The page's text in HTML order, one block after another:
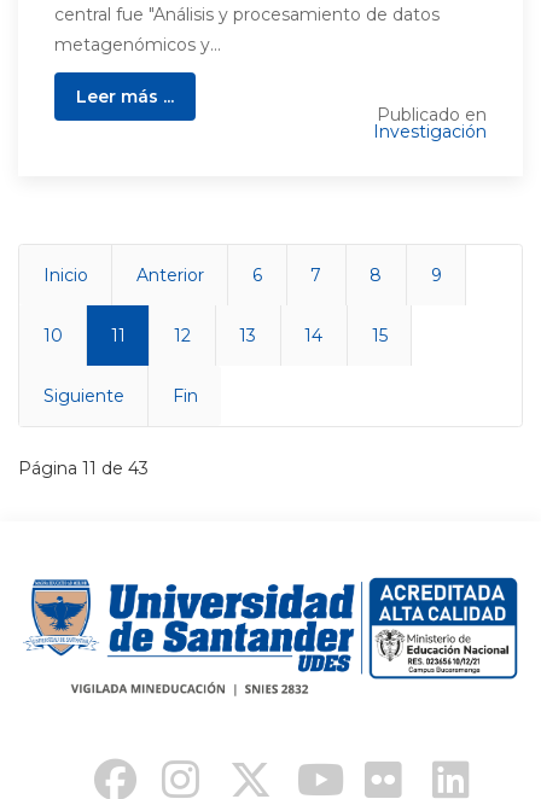
central fue "Análisis y procesamiento de datos
metagenómicos y...
Leer más ...
Publicado en
Investigación
Inicio Anterior 6 7 8 9
10 11 12 13 14 15
Siguiente Fin
Página 11 de 43